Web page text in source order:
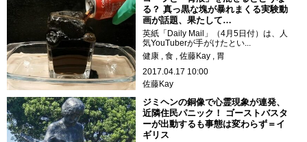
る？ 真っ黒な塊が暴れまくる実験動
画が話題、果たして…
英紙「Daily Mail」（4月5日付）は、人
気YouTuberが手がけたとい...
健康
食 佐藤Kay
胃
2017.04.17 10:00
佐藤Kay
ジミヘンの銅像で心霊現象が連発、
近隣住民パニック！ ゴーストバスタ
ーが出動するも事態は変わらず＝イ
ギリス